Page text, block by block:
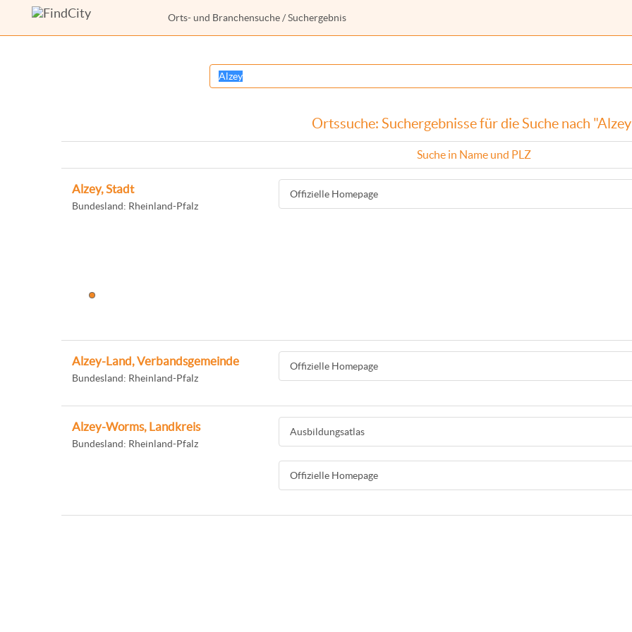
Orts- und Branchensuche / Suchergebnis
Ortssuche: Suchergebnisse für die Suche nach
Suche in Name und PLZ
Alzey, Stadt
Bundesland: Rheinland-Pfalz
Offizielle Homepage
Alzey-Land, Verbandsgemeinde
Bundesland: Rheinland-Pfalz
Offizielle Homepage
Alzey-Worms, Landkreis
Bundesland: Rheinland-Pfalz
Ausbildungsatlas
Offizielle Homepage